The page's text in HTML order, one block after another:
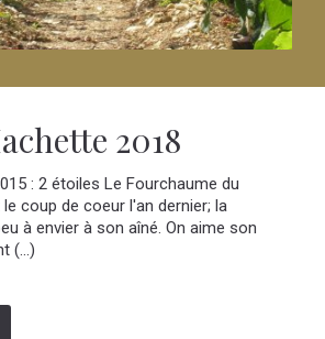
2018
: 2 étoiles Le Fourchaume du
coup de coeur l'an dernier; la
à envier à son aîné. On aime son
(...)